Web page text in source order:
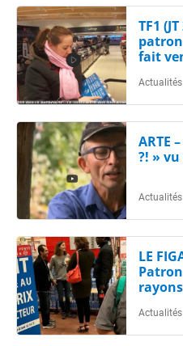
TF1
fait
Actualités
ARTE
?! »
Actualités
LE
rayons
Actualités